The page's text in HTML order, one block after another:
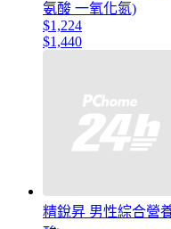
氨酸 一氧化氮)
$1,224
$1,440
精銳昇 男性綜合營